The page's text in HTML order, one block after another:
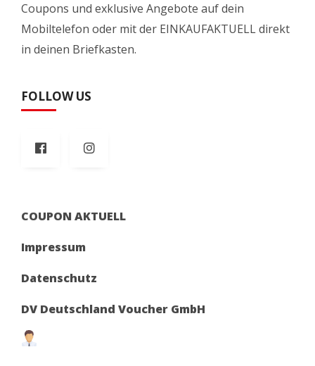
Coupons und exklusive Angebote auf dein
Mobiltelefon oder mit der EINKAUFAKTUELL direkt
in deinen Briefkasten.
FOLLOW US
COUPON AKTUELL
Impressum
Datenschutz
DV Deutschland Voucher GmbH